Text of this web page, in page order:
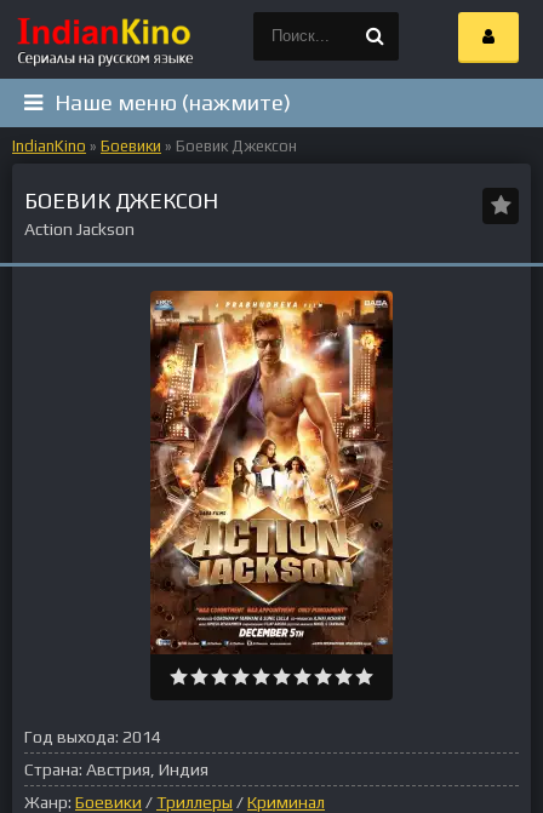
Наше меню (нажмите)
IndianKino » Боевики » Боевик Джексон
БОЕВИК ДЖЕКСОН
Action Jackson
Год выхода: 2014
Страна: Австрия, Индия
Жанр: Боевики /Триллеры /Криминал